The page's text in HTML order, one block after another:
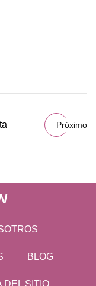
Próximo
BLOG
DEL SITIO